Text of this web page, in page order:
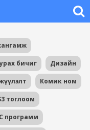
бичиг Дизайн
Комик ном
тоглоом
программ